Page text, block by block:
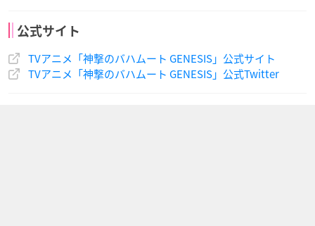
公式サイト
TVアニメ「神撃のバハムート GENESIS」公式サイト
TVアニメ「神撃のバハムート GENESIS」公式Twitter